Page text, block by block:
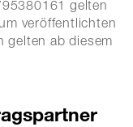
gelten
veröffentlichten
gelten ab diesem